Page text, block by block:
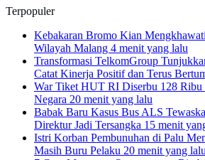
Terpopuler
Kebakaran Bromo Kian
Wilayah Malang 4 menit yang lalu
Transformasi TelkomGroup
Catat Kinerja Positif dan Terus
War Tiket HUT RI Diserbu 128 Ribu
Negara 20 menit yang lalu
Babak Baru Kasus Bus ALS
Direktur Jadi Tersangka 15 menit
Istri Korban Pembunuhan di Palu
Masih Buru Pelaku 20 menit yang lalu